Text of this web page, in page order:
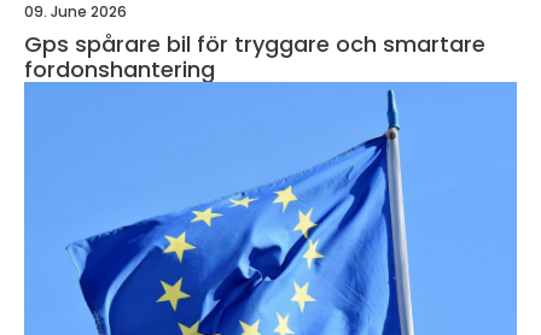
09. June 2026
Gps spårare bil för tryggare och smartare
fordonshantering